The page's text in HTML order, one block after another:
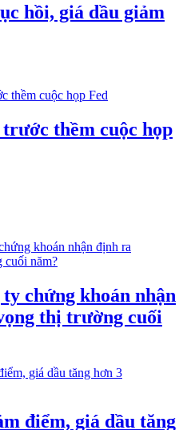
hồi, giá dầu giảm
thềm cuộc họp
chứng khoán nhận
thị trường cuối
điểm, giá dầu tăng